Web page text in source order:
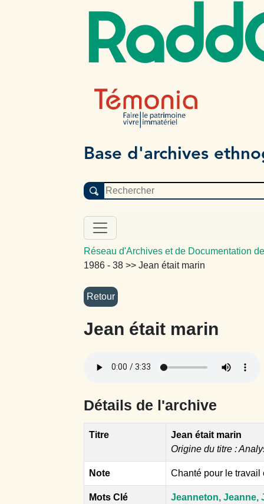
Base d'archives
Réseau d'Archives et de Documentation
1986 - 38 >> Jean était marin
Jean était marin
Détails de l'archive
Titre
Jean était marin
Origine du titre :
Note Chanté pour le travail
Mots Clé
Jeanneton, Jeanne,